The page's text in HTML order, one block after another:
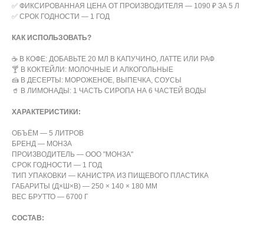
✅ ФИКСИРОВАННАЯ ЦЕНА ОТ ПРОИЗВОДИТЕЛЯ — 1090 ₽ ЗА 5 Л
✅ СРОК ГОДНОСТИ — 1 ГОД
КАК ИСПОЛЬЗОВАТЬ?
☕ В КОФЕ: ДОБАВЬТЕ 20 МЛ В КАПУЧИНО, ЛАТТЕ ИЛИ РАФ
🍸 В КОКТЕЙЛИ: МОЛОЧНЫЕ И АЛКОГОЛЬНЫЕ
🍰 В ДЕСЕРТЫ: МОРОЖЕНОЕ, ВЫПЕЧКА, СОУСЫ
🥤 В ЛИМОНАДЫ: 1 ЧАСТЬ СИРОПА НА 6 ЧАСТЕЙ ВОДЫ
ХАРАКТЕРИСТИКИ:
ОБЪЁМ — 5 ЛИТРОВ
БРЕНД — МОНЗА
ПРОИЗВОДИТЕЛЬ — ООО "МОНЗА"
СРОК ГОДНОСТИ — 1 ГОД
ТИП УПАКОВКИ — КАНИСТРА ИЗ ПИЩЕВОГО ПЛАСТИКА
ГАБАРИТЫ (Д×Ш×В) — 250 × 140 × 180 ММ
ВЕС БРУТТО — 6700 Г
СОСТАВ: